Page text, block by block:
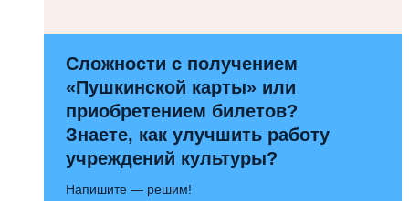
Сложности с получением
«Пушкинской карты» или
приобретением билетов?
Знаете, как улучшить работу
учреждений культуры?
Напишите — решим!